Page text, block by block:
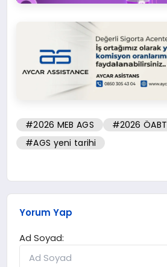
#2026 MEB AGS
#2026 ÖABT
#AGS yeni tarihi
Yorum Yap
Ad Soyad: